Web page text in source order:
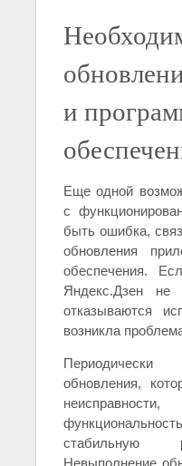
и
Еще одной
с
быть ошибка,
обновления
обеспечения.
Яндекс.Дзен не
отказываются
возникла
обновления,
стабильную
Невыполнение